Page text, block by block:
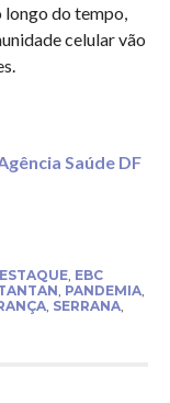
do tempo,
celular vão
Saúde DF
, EBC
PANDEMIA,
, SERRANA,